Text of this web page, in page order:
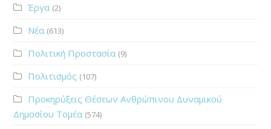
Έργα (2)
Νέα (613)
Πολιτική Προστασία (9)
Πολιτισμός (107)
Προκηρύξεις Θέσεων Ανθρώπινου Δυναμικού
Δημοσίου Τομέα (574)